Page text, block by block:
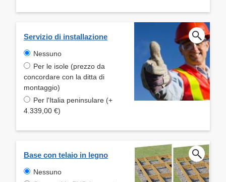
Servizio di installazione
Nessuno
Per le isole (prezzo da
concordare con la ditta di
montaggio)
Per l'Italia peninsulare (+
4.339,00 €)
Base con telaio in legno
Nessuno